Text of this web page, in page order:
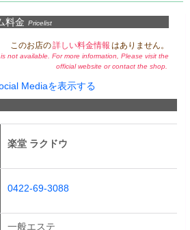
料金 Pricelist
このお店の詳しい料金情報 はありません。
not available. For more information, Please visit the
official website or contact the shop.
Mediaを表示する
楽堂 ラクドウ
0422-69-3088
一般エステ